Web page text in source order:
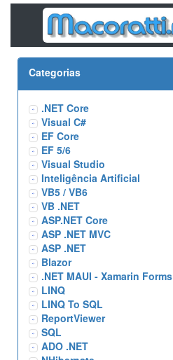
Categorias
.NET Core
Visual C#
EF Core
EF 5/6
Visual Studio
Inteligência Artificial
VB5 / VB6
VB .NET
ASP.NET Core
ASP .NET MVC
ASP .NET
Blazor
.NET MAUI - Xamarin Forms
LINQ
LINQ To SQL
ReportViewer
SQL
ADO .NET